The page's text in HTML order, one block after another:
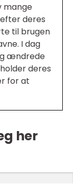
mange
deres
til brugen
I dag
ændrede
deres
for at
her